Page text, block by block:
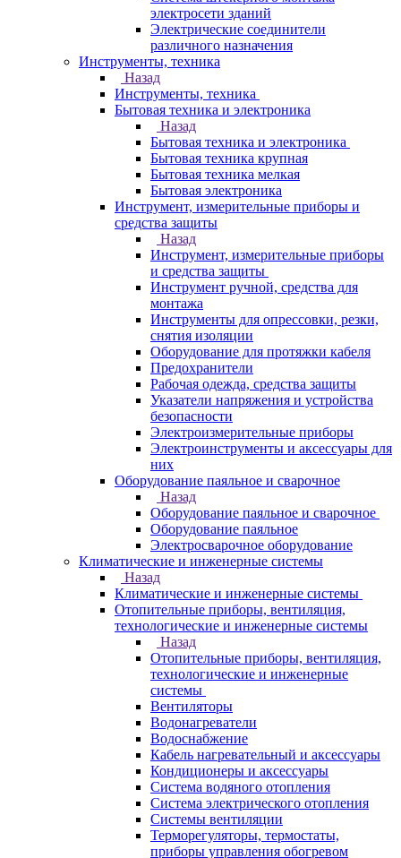
электросети зданий
Электрические соединители
различного назначения
Инструменты, техника
Назад
Инструменты, техника
Бытовая техника и электроника
Назад
Бытовая техника и электроника
Бытовая техника крупная
Бытовая техника мелкая
Бытовая электроника
Инструмент, измерительные приборы и
средства защиты
Назад
Инструмент, измерительные приборы
и средства защиты
Инструмент ручной, средства для
монтажа
Инструменты для опрессовки, резки,
снятия изоляции
Оборудование для протяжки кабеля
Предохранители
Рабочая одежда, средства защиты
Указатели напряжения и устройства
безопасности
Электроизмерительные приборы
Электроинструменты и аксессуары для
них
Оборудование паяльное и сварочное
Назад
Оборудование паяльное и сварочное
Оборудование паяльное
Электросварочное оборудование
Климатические и инженерные системы
Назад
Климатические и инженерные системы
Отопительные приборы, вентиляция,
технологические и инженерные системы
Назад
Отопительные приборы, вентиляция,
технологические и инженерные
системы
Вентиляторы
Водонагреватели
Водоснабжение
Кабель нагревательный и аксессуары
Кондиционеры и аксессуары
Система водяного отопления
Система электрического отопления
Системы вентиляции
Терморегуляторы, термостаты,
приборы управления обогревом